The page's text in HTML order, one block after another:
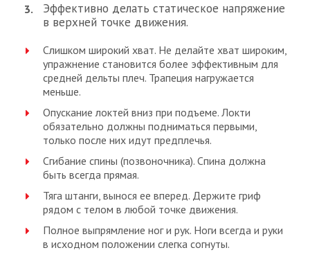
Эффективно делать статическое напряжение
в верхней точке движения.
Слишком широкий хват. Не делайте хват широким,
упражнение становится более эффективным для
средней дельты плеч. Трапеция нагружается
меньше.
Опускание локтей вниз при подъеме. Локти
обязательно должны подниматься первыми,
только после них идут предплечья.
Сгибание спины (позвоночника). Спина должна
быть всегда прямая.
Тяга штанги, вынося ее вперед. Держите гриф
рядом с телом в любой точке движения.
Полное выпрямление ног и рук. Ноги всегда и руки
в исходном положении слегка согнуты.